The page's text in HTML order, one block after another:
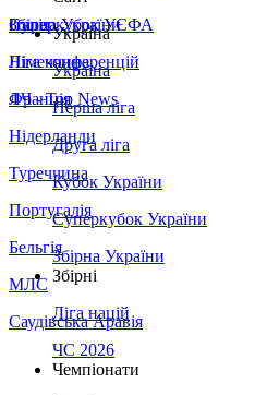
Збірна України
Італія
Німеччина
Франція
Нідерланди
Туреччина
Португалія
Бельгія
МЛС
Саудівська Аравія
Суперкубок УЄФА
Ліга конференцій
ЛЧ - Top News
Україна
Україна
Перша ліга
Друга ліга
Кубок України
Суперкубок України
Збірна України
Збірні
Ліга націй
ЧС 2026
Чемпіонати